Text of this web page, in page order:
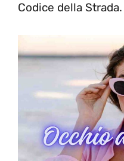
Codice della Strada.